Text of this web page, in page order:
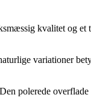
kvalitet og et
variationer
polerede